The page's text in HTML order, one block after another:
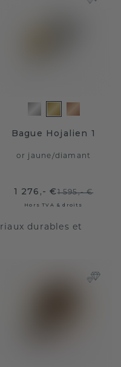
Bague Hojalien 1
or jaune/diamant
1 276,- €1 595,- €
Hors TVA & droits
durables et